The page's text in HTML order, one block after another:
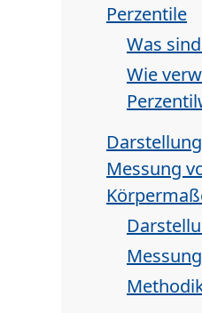
Perzentile
Was
Wie
Messung
Messung